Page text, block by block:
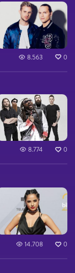
8.563 0
8.774 0
14.708 0